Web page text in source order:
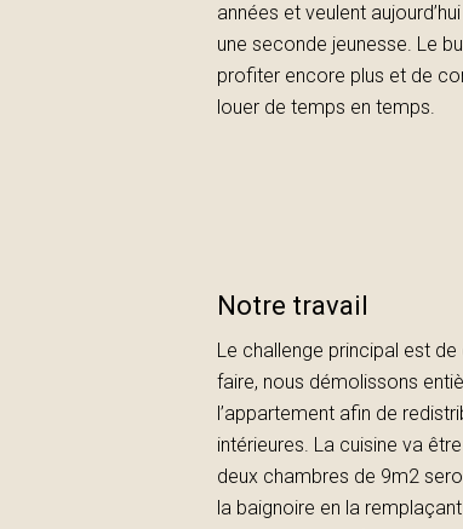
années et veulent
une seconde jeunesse. Le
profiter encore plus et de
louer de temps en temps.
Notre travail
Le challenge principal est
faire, nous démolissons
l’appartement afin de
intérieures. La cuisine va
deux chambres de 9m2
la baignoire en la